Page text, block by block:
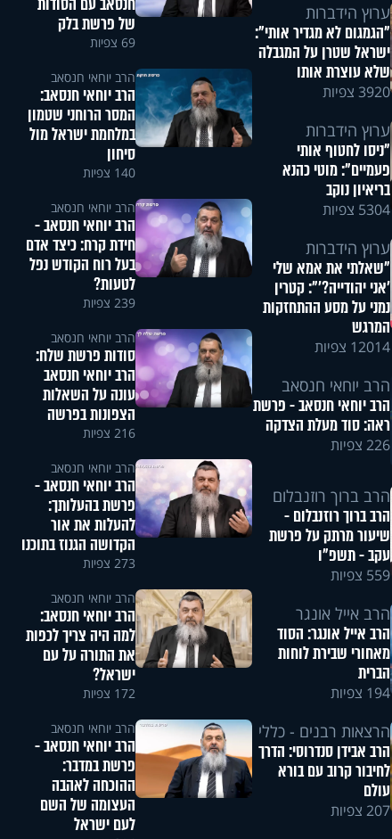
ערוץ הידברות
"הגמגום לא מגדיר אותי":
ישראל שטרן על המגבלה
שלא עוצרת אותו
3920 צפיות
ערוץ הידברות
"ניסו לחטוף אותי
פעמיים": מוטי כהנא
בריאיון נוקב
5304 צפיות
ערוץ הידברות
"שאלתי את אמא שלי
'אני יהודייה?'": קטרין
נמני על מסע ההתחזקות
המרגש
12014 צפיות
הרב יוחאי חנסאב
הרב יוחאי חנסאב - פרשת
ראה: סוד מעלת הצדקה
226 צפיות
הרב ברוך רוזנבלום
הרב ברוך רוזנבלום -
שיעור מרתק על פרשת
עקב - תשפ"ו
559 צפיות
הרב אייל אונגר
הרב אייל אונגר: הסוד
מאחורי שבירת לוחות
הברית
194 צפיות
הרצאות רבנים - כללי
הרב אבידן סנדרוסי: הדרך
לחיבור קרוב עם בורא
עולם
207 צפיות
של פרשת בלק
69 צפיות
הרב יוחאי חנסאב
הרב יוחאי חנסאב:
המסר הרוחני שטמון
במלחמת ישראל מול
סיחון
140 צפיות
הרב יוחאי חנסאב
הרב יוחאי חנסאב -
חידת קרח: כיצד אדם
בעל רוח הקודש נפל
לטעות?
239 צפיות
הרב יוחאי חנסאב
סודות פרשת שלח:
הרב יוחאי חנסאב
עונה על השאלות
הצפונות בפרשה
216 צפיות
הרב יוחאי חנסאב
הרב יוחאי חנסאב -
פרשת בהעלותך:
להעלות את אור
הקדושה הגנוז בתוכנו
273 צפיות
הרב יוחאי חנסאב
הרב יוחאי חנסאב:
למה היה צריך לכפות
את התורה על עם
ישראל?
172 צפיות
הרב יוחאי חנסאב
הרב יוחאי חנסאב -
פרשת במדבר:
ההוכחה לאהבה
העצומה של השם
לעם ישראל